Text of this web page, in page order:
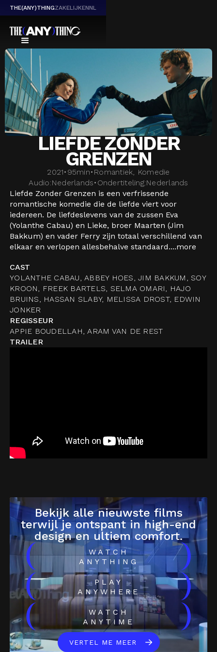
THE(ANY)THINGZAKELIJKENNL
LIEFDE ZONDER
GRENZEN
2021• 95min• Romantiek, Komedie
Audio:Nederlands• Ondertiteling:Nederlands
Liefde Zonder Grenzen is een verfrissende
romantische komedie die de liefde viert voor
iedereen. De liefdeslevens van de zussen Eva
(Yolanthe Cabau) en Lieke, broer Maarten (Jim
Bakkum) en vader Ferry zijn totaal verschillend van
elkaar en verlopen allesbehalve standaard....more
CAST
YOLANTHE CABAU, ABBEY HOES, JIM BAKKUM, SOY
KROON, FREEK BARTELS, SELMA OMARI, HAJO
BRUINS, HASSAN SLABY, MELISSA DROST, EDWIN
JONKER
REGISSEUR
APPIE BOUDELLAH, ARAM VAN DE REST
TRAILER
Bekijk alle nieuwste films
terwijl je ontspant in high-end
design en ultiem comfort.
(
WATCH
ANYTHING
)
(
PLAY
ANYWHERE
)
(
WATCH
ANYTIME
)
VERTEL ME MEER